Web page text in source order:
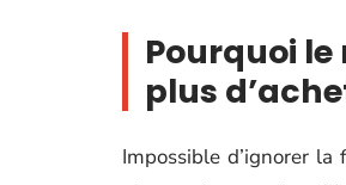
Pourquoi
plus
Impossible d’ignorer